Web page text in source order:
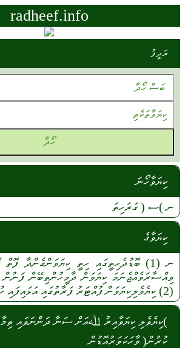
radheef.info
ރަދީފު
ކިޔަވާހޯނަ
ނ)ސ (ގަރަހިތަ
ކިޔަވާގެ
ނ (1) ބޮޑުދެހިތީގައިހިތީ ކިޔަވަންގެންދާފޮތް
ވިއްސާރަވެއްޖެނަމަކިޔަވަން ދާމީހުންތިބޭން
(2)
ކިޔެވެލިކިޔަވަންފުއްޓަރުފަރާތުގައިއަޅައިފައި
)ކިޔެވެލި ކިޔަވާއިރު ﷲއަށް ސަނާ ދަންނަވައި
ކުރުން( ވާހަކަވަރުއޮޑުން